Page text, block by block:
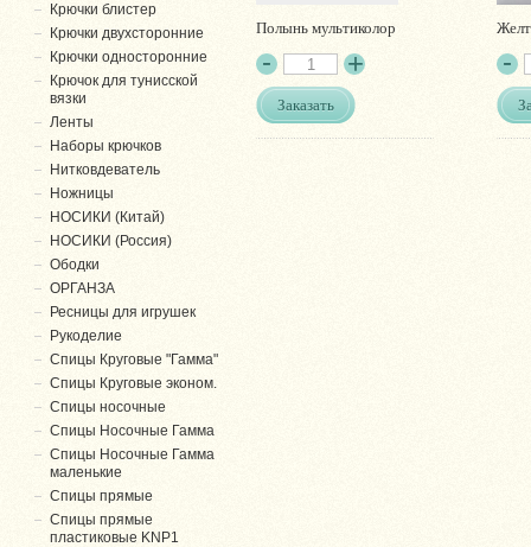
Полынь мультиколор
Заказать
Крючки блистер
Крючки двухсторонние
Крючки односторонние
Крючок для тунисской
вязки
Ленты
Наборы крючков
Нитковдеватель
Ножницы
НОСИКИ (Китай)
НОСИКИ (Россия)
Ободки
ОРГАНЗА
Ресницы для игрушек
Рукоделие
Спицы Круговые "Гамма"
Спицы Круговые эконом.
Спицы носочные
Спицы Носочные Гамма
Спицы Носочные Гамма
маленькие
Спицы прямые
Спицы прямые
пластиковые KNP1